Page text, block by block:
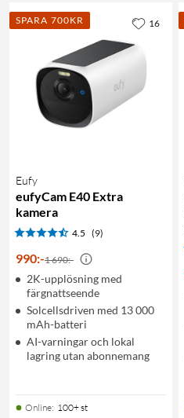
SPARA 700KR
Eufy
eufyCam E40 Extra
kamera
4.5 (9)
990:-1 690:-
2K-upplösning med
färgnattseende
Solcellsdriven med 13 000
mAh-batteri
AI-varningar och lokal
lagring utan abonnemang
Online: 100+ st
16